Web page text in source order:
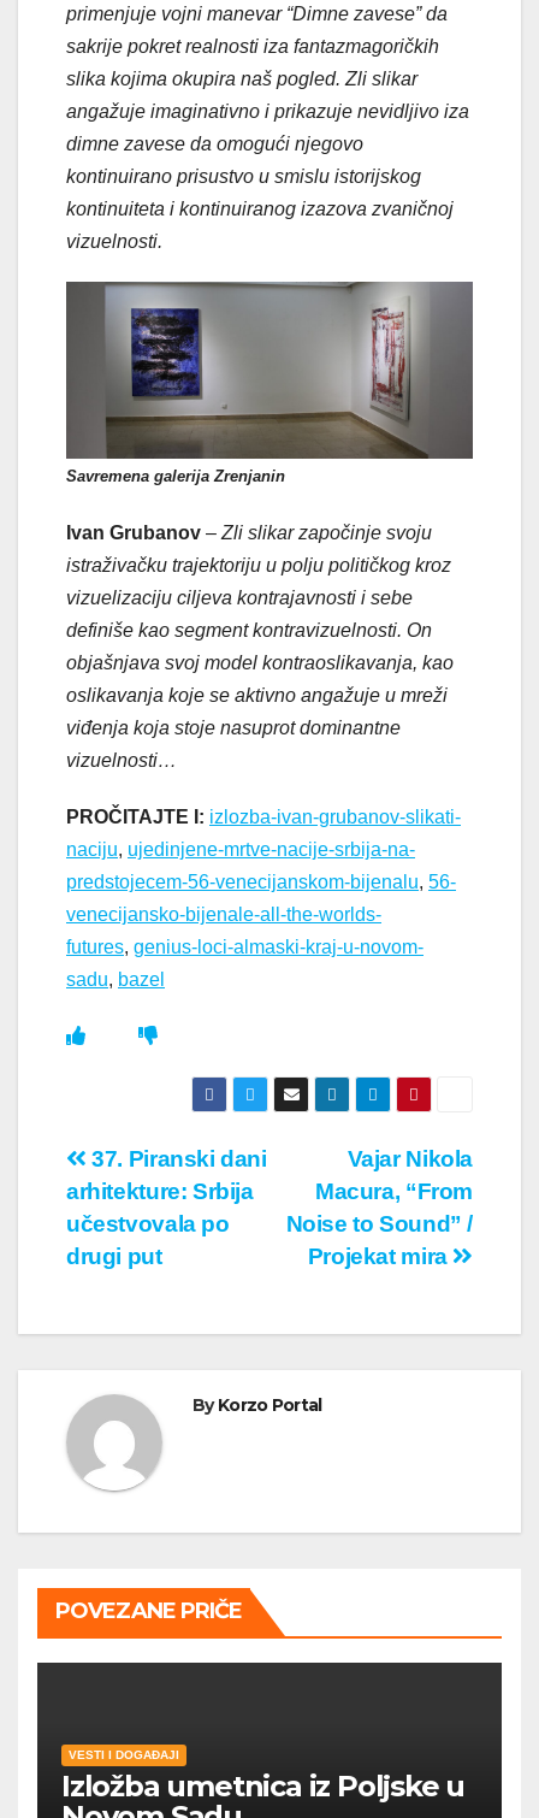
primenjuje vojni manevar “Dimne zavese” da
sakrije pokret realnosti iza fantazmagoričkih
slika kojima okupira naš pogled. Zli slikar
angažuje imaginativno i prikazuje nevidljivo iza
dimne zavese da omogući njegovo
kontinuirano prisustvo u smislu istorijskog
kontinuiteta i kontinuiranog izazova zvaničnoj
vizuelnosti.
Savremena galerija Zrenjanin
Ivan Grubanov – Zli slikar započinje svoju
istraživačku trajektoriju u polju političkog kroz
vizuelizaciju ciljeva kontrajavnosti i sebe
definiše kao segment kontravizuelnosti. On
objašnjava svoj model kontraoslikavanja, kao
oslikavanja koje se aktivno angažuje u mreži
viđenja koja stoje nasuprot dominantne
vizuelnosti…
PROČITAJTE I: izlozba-ivan-grubanov-slikati-
naciju, ujedinjene-mrtve-nacije-srbija-na-
predstojecem-56-venecijanskom-bijenalu, 56-
venecijansko-bijenale-all-the-worlds-
futures, genius-loci-almaski-kraj-u-novom-
sadu, bazel
Кретање
чланка
Vajar Nikola
Macura, “From
Noise to Sound” /
Projekat mira
37. Piranski dani
arhitekture: Srbija
učestvovala po
drugi put
ByKorzo Portal
POVEZANE PRIČE
VESTI I DOGAĐAJI
Izložba umetnica iz Poljske u